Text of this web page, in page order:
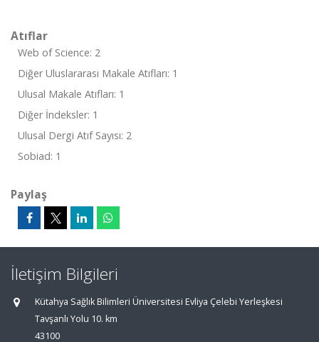
Atıflar
Web of Science: 2
Diğer Uluslararası Makale Atıfları: 1
Ulusal Makale Atıfları: 1
Diğer İndeksler: 1
Ulusal Dergi Atıf Sayısı: 2
Sobiad: 1
Paylaş
İletişim Bilgileri
Kütahya Sağlık Bilimleri Üniversitesi Evliya Çelebi Yerleşkesi
Tavşanlı Yolu 10. km
43100